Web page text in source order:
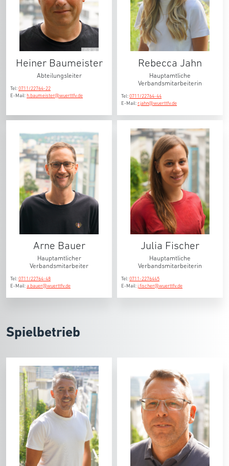
© RJA
Heiner Baumeister
Abteilungsleiter
Tel:0711/22764-22
E-Mail: h.baumeister@wuerttfv.de
Rebecca Jahn
Hauptamtliche
Verbandsmitarbeiterin
Tel:0711/22764-44
E-Mail: r.jahn@wuerttfv.de
Arne Bauer
Hauptamtlicher
Verbandsmitarbeiter
Tel:0711/22764-48
E-Mail:a.bauer@wuerttfv.de
Julia Fischer
Hauptamtliche
Verbandsmitarbeiterin
Tel:0711-2276445
E-Mail:j.fischer@wuerttfv.de
Spielbetrieb